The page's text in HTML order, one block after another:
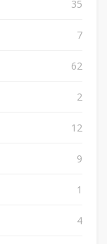
35
7
62
2
12
9
1
4